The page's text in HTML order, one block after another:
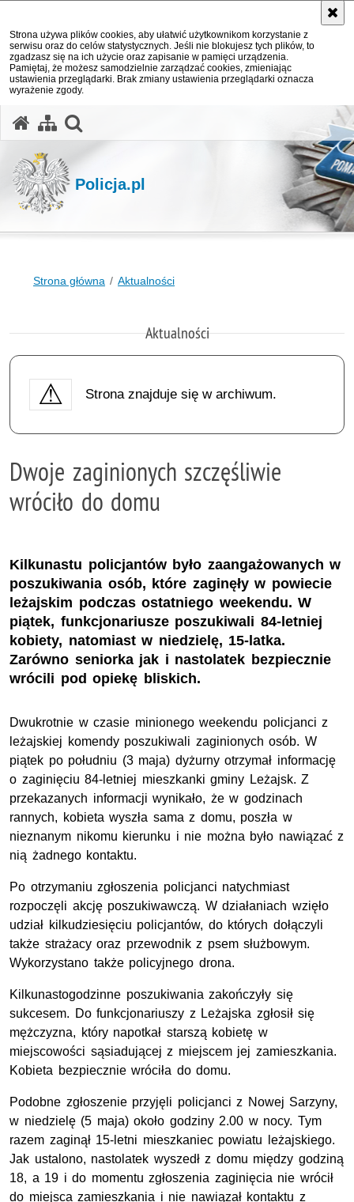
Strona używa plików cookies, aby ułatwić użytkownikom korzystanie z
serwisu oraz do celów statystycznych. Jeśli nie blokujesz tych plików, to
zgadzasz się na ich użycie oraz zapisanie w pamięci urządzenia.
Pamiętaj, że możesz samodzielnie zarządzać cookies, zmieniając
ustawienia przeglądarki. Brak zmiany ustawienia przeglądarki oznacza
wyrażenie zgody.
Policja.pl
Strona główna Aktualności
Aktualności
Strona znajduje się w archiwum.
Dwoje zaginionych szczęśliwie
wróciło do domu
Kilkunastu policjantów było zaangażowanych w
poszukiwania osób, które zaginęły w powiecie
leżajskim podczas ostatniego weekendu. W
piątek, funkcjonariusze poszukiwali 84-letniej
kobiety, natomiast w niedzielę, 15-latka.
Zarówno seniorka jak i nastolatek bezpiecznie
wrócili pod opiekę bliskich.
Dwukrotnie w czasie minionego weekendu policjanci z
leżajskiej komendy poszukiwali zaginionych osób. W
piątek po południu (3 maja) dyżurny otrzymał informację
o zaginięciu 84-letniej mieszkanki gminy Leżajsk. Z
przekazanych informacji wynikało, że w godzinach
rannych, kobieta wyszła sama z domu, poszła w
nieznanym nikomu kierunku i nie można było nawiązać z
nią żadnego kontaktu.
Po otrzymaniu zgłoszenia policjanci natychmiast
rozpoczęli akcję poszukiwawczą. W działaniach wzięło
udział kilkudziesięciu policjantów, do których dołączyli
także strażacy oraz przewodnik z psem służbowym.
Wykorzystano także policyjnego drona.
Kilkunastogodzinne poszukiwania zakończyły się
sukcesem. Do funkcjonariuszy z Leżajska zgłosił się
mężczyzna, który napotkał starszą kobietę w
miejscowości sąsiadującej z miejscem jej zamieszkania.
Kobieta bezpiecznie wróciła do domu.
Podobne zgłoszenie przyjęli policjanci z Nowej Sarzyny,
w niedzielę (5 maja) około godziny 2.00 w nocy. Tym
razem zaginął 15-letni mieszkaniec powiatu leżajskiego.
Jak ustalono, nastolatek wyszedł z domu między godziną
18, a 19 i do momentu zgłoszenia zaginięcia nie wrócił
do miejsca zamieszkania i nie nawiązał kontaktu z